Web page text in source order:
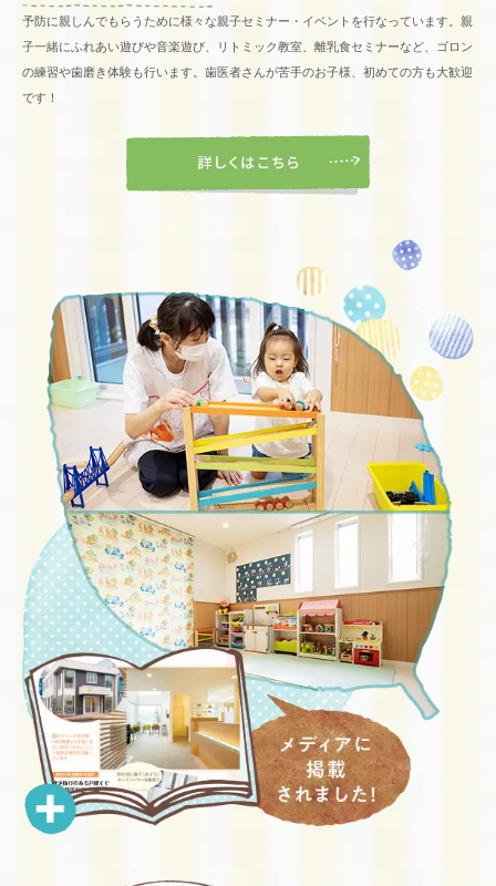
予防に親しんでもらうために様々な親子セミナー・イベントを行なっています。親
子一緒にふれあい遊びや音楽遊び、リトミック教室、離乳食セミナーなど、ゴロン
の練習や歯磨き体験も行います。歯医者さんが苦手のお子様、初めての方も大歓迎
です！